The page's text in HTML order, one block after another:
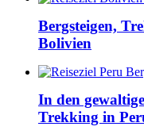
Bergsteigen,
Bolivien
In den
Trekking in